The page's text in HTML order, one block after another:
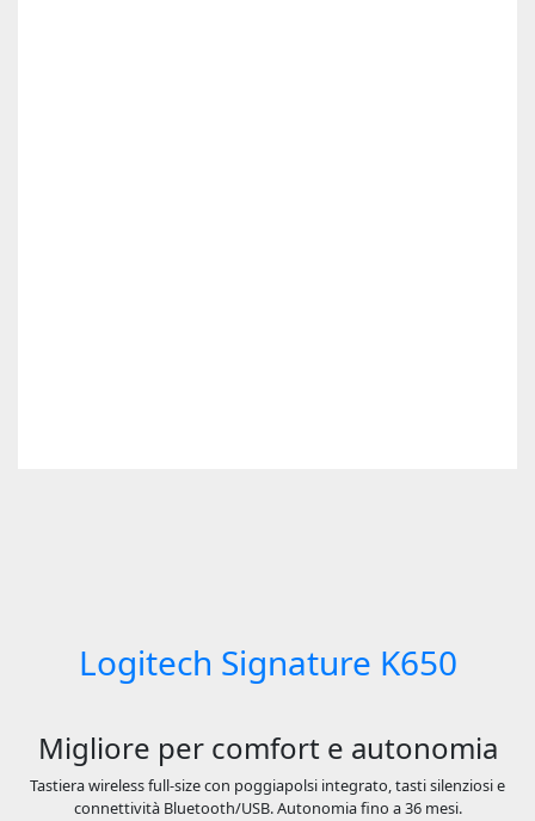
Logitech Signature K650
Migliore per comfort e autonomia
Tastiera wireless full-size con poggiapolsi integrato, tasti silenziosi e
connettività Bluetooth/USB. Autonomia fino a 36 mesi.